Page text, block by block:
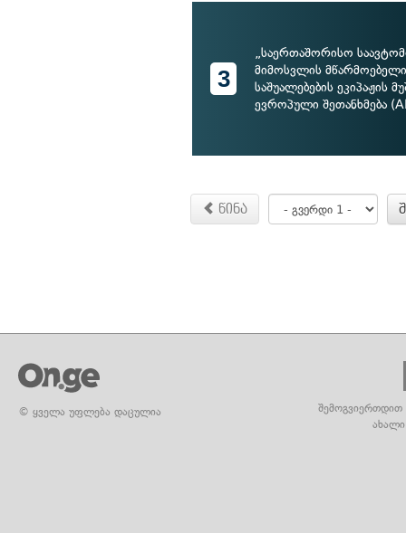
3
„საერთაშორისო
მიმოსვლის
საშუალებების ეკიპაჟის
ევროპული შეთანხმება
წინა
© ყველა უფლება დაცულია
შემოგვიერთდით
ახალი